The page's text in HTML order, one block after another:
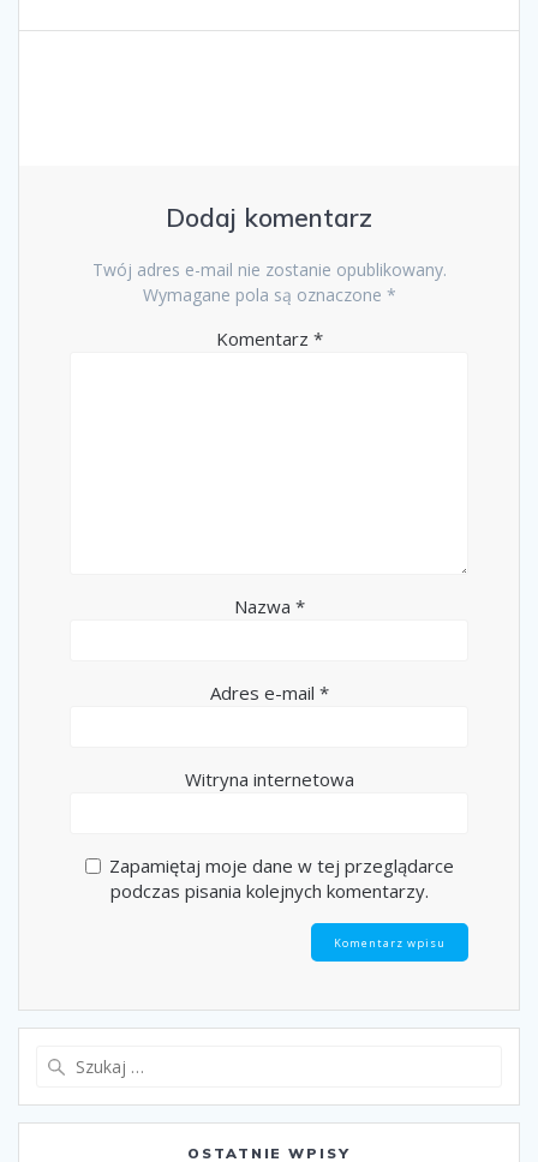
Dodaj komentarz
Twój adres e-mail nie zostanie opublikowany.
Wymagane pola są oznaczone *
Komentarz *
Nazwa *
Adres e-mail *
Witryna internetowa
Zapamiętaj moje dane w tej przeglądarce
podczas pisania kolejnych komentarzy.
OSTATNIE WPISY